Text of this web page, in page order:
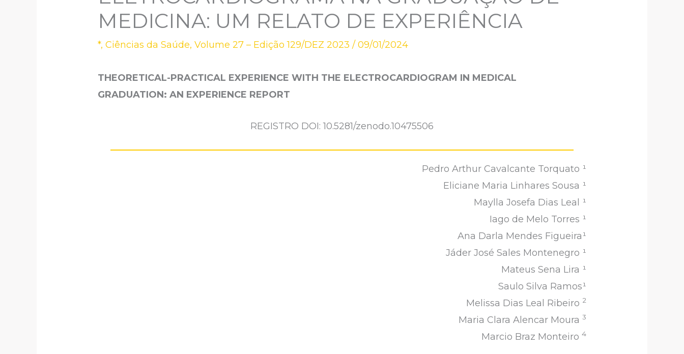
MEDICINA: UM RELATO DE EXPERIÊNCIA
*,Ciências da Saúde,Volume 27 – Edição 129/DEZ 2023 /09/01/2024
THEORETICAL-PRACTICAL EXPERIENCE WITH THE ELECTROCARDIOGRAM IN MEDICAL
GRADUATION: AN EXPERIENCE REPORT
REGISTRO DOI: 10.5281/zenodo.10475506
Pedro Arthur Cavalcante Torquato ¹
Eliciane Maria Linhares Sousa ¹
Maylla Josefa Dias Leal ¹
Iago de Melo Torres ¹
Ana Darla Mendes Figueira¹
Jáder José Sales Montenegro ¹
Mateus Sena Lira ¹
Saulo Silva Ramos¹
Melissa Dias Leal Ribeiro 2
Maria Clara Alencar Moura 3
Marcio Braz Monteiro 4